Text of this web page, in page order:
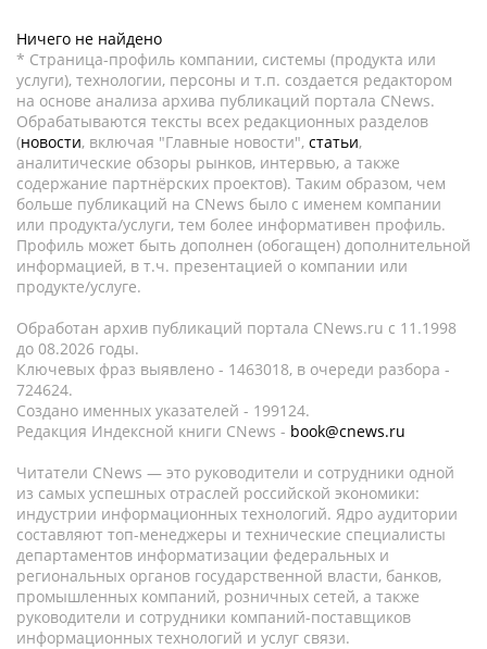
Ничего не найдено
* Страница-профиль компании, системы (продукта или
услуги), технологии, персоны и т.п. создается редактором
на основе анализа архива публикаций портала CNews.
Обрабатываются тексты всех редакционных разделов
(новости, включая "Главные новости", статьи,
аналитические обзоры рынков, интервью, а также
содержание партнёрских проектов). Таким образом, чем
больше публикаций на CNews было с именем компании
или продукта/услуги, тем более информативен профиль.
Профиль может быть дополнен (обогащен) дополнительной
информацией, в т.ч. презентацией о компании или
продукте/услуге.
Обработан архив публикаций портала CNews.ru c 11.1998
до 08.2026 годы.
Ключевых фраз выявлено - 1463018, в очереди разбора -
724624.
Создано именных указателей - 199124.
Редакция Индексной книги CNews - book@cnews.ru
Читатели CNews — это руководители и сотрудники одной
из самых успешных отраслей российской экономики:
индустрии информационных технологий. Ядро аудитории
составляют топ-менеджеры и технические специалисты
департаментов информатизации федеральных и
региональных органов государственной власти, банков,
промышленных компаний, розничных сетей, а также
руководители и сотрудники компаний-поставщиков
информационных технологий и услуг связи.